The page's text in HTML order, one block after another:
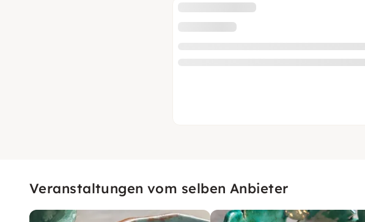
Veranstaltungen vom selben Anbieter